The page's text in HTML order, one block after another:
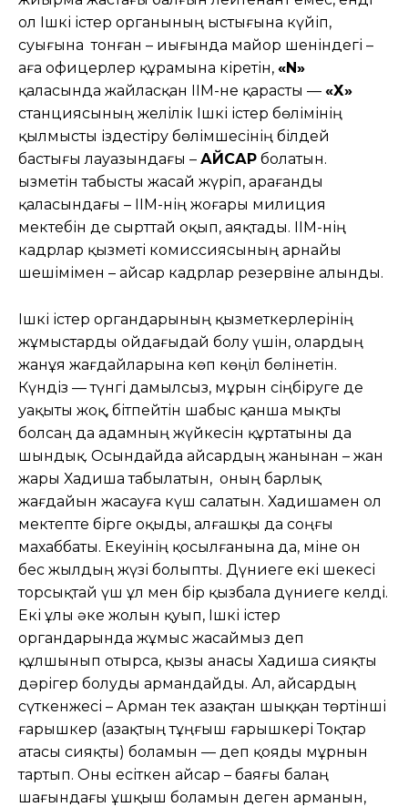
ол Ішкі істер органының ыстығына күйіп,
суығына тонған – иығында майор шеніндегі –
аға офицерлер құрамына кіретін, «N»
қаласында жайласқан ІІМ-не қарасты — «Х»
станциясының желілік Ішкі істер бөлімінің
қылмысты іздестіру бөлімшесінің білдей
бастығы лауазындағы – ҚАЙСАР болатын.
Қызметін табысты жасай жүріп, Қарағанды
қаласындағы – ІІМ-нің жоғары милиция
мектебін де сырттай оқып, аяқтады. ІІМ-нің
кадрлар қызметі комиссиясының арнайы
шешімімен – Қайсар кадрлар резервіне алынды.
Ішкі істер органдарының қызметкерлерінің
жұмыстарды ойдағыдай болу үшін, олардың
жанұя жағдайларына көп көңіл бөлінетін.
Күндіз — түнгі дамылсыз, мұрын сіңбіруге де
уақыты жоқ, бітпейтін шабыс қанша мықты
болсаң да адамның жүйкесін құртатыны да
шындық. Осындайда Қайсардың жанынан – жан
жары Хадиша табылатын, оның барлық
жағдайын жасауға күш салатын. Хадишамен ол
мектепте бірге оқыды, алғашқы да соңғы
махаббаты. Екеуінің қосылғанына да, міне он
бес жылдың жүзі болыпты. Дүниеге екі шекесі
торсықтай үш ұл мен бір қызбала дүниеге келді.
Екі ұлы әке жолын қуып, Ішкі істер
органдарында жұмыс жасаймыз деп
құлшынып отырса, қызы анасы Хадиша сияқты
дәрігер болуды армандайды. Ал, Қайсардың
сүткенжесі – Арман тек Қазақтан шыққан төртінші
ғарышкер (Қазақтың тұңғыш ғарышкері Тоқтар
атасы сияқты) боламын — деп қояды мұрнын
тартып. Оны есіткен Қайсар – баяғы балаң
шағындағы ұшқыш боламын деген арманын,